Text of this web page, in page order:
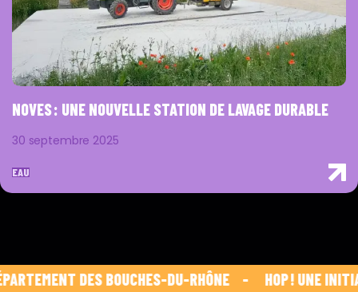
NOVES : UNE NOUVELLE STATION DE LAVAGE DURABLE
30 septembre 2025
EAU
DES BOUCHES-DU-RHÔNE    - HOP ! UNE